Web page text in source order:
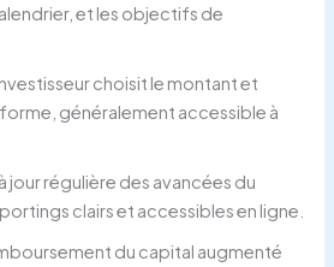
et les objectifs de
choisit le montant et
généralement accessible à
jour régulière des avancées du
clairs et accessibles en ligne.
du capital augmenté